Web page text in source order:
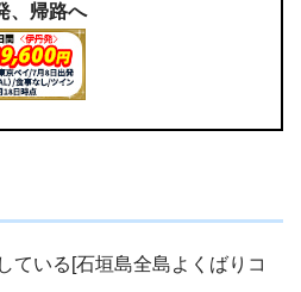
、帰路へ
ている[石垣島全島よくばりコ